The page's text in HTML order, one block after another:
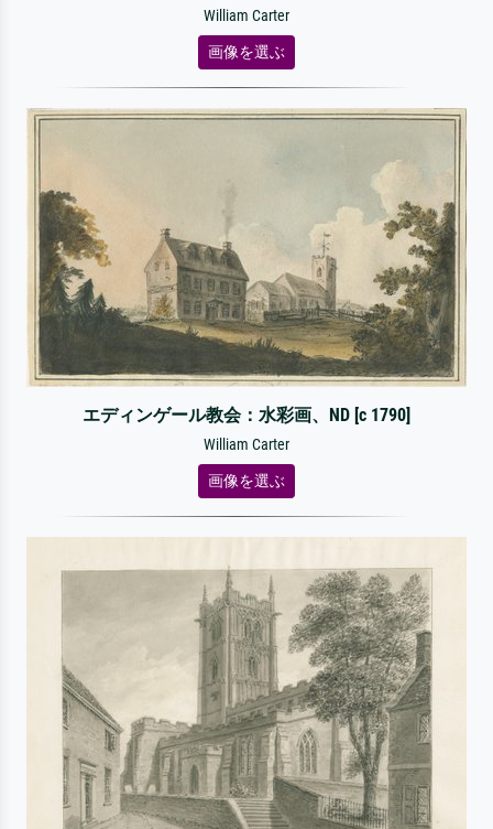
William Carter
画像を選ぶ
エディンゲール教会：水彩画、ND [c 1790]
William Carter
画像を選ぶ